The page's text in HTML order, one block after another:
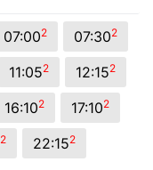
07:002 07:302
11:052 12:152
16:102 17:102
2 22:152